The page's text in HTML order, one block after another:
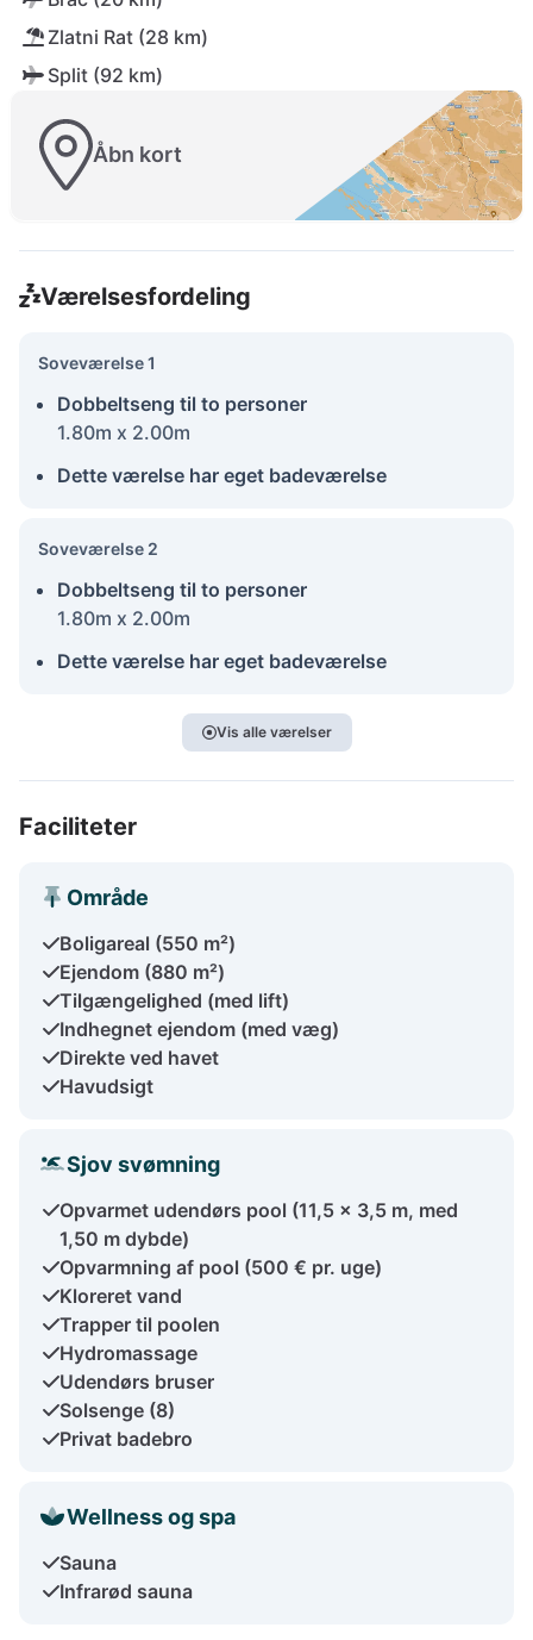
Zlatni Rat (28 km)
Split (92 km)
Åbn kort
Værelsesfordeling
Soveværelse 1
Dobbeltseng til to personer
1.80m x 2.00m
Dette værelse har eget badeværelse
Soveværelse 2
Dobbeltseng til to personer
1.80m x 2.00m
Dette værelse har eget badeværelse
Vis alle værelser
Faciliteter
Område
Boligareal (550 m²)
Ejendom (880 m²)
Tilgængelighed (med lift)
Indhegnet ejendom (med væg)
Direkte ved havet
Havudsigt
Sjov svømning
Opvarmet udendørs pool (11,5 x 3,5 m, med
1,50 m dybde)
Opvarmning af pool (500 € pr. uge)
Kloreret vand
Trapper til poolen
Hydromassage
Udendørs bruser
Solsenge (8)
Privat badebro
Wellness og spa
Sauna
Infrarød sauna